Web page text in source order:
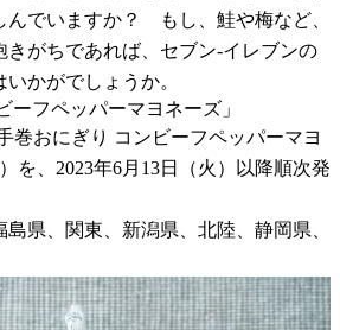
でいますか？ もし、鮭や梅など、
きがちであれば、セブン-イレブンの
かがでしょうか。
ーフペッパーマヨネーズ」
巻おにぎり コンビーフペッパーマヨ
を、2023年6月13日（火）以降順次発
県、関東、新潟県、北陸、静岡県、